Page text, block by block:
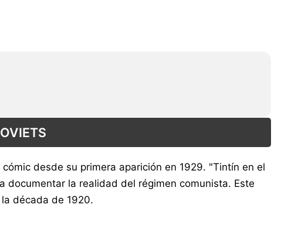
desde su primera aparición en 1929. "Tintín en el
documentar la realidad del régimen comunista. Este
década de 1920.